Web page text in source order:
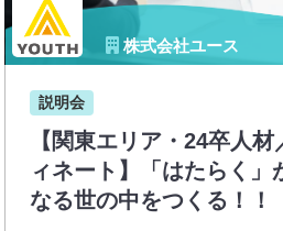
株式会社ユース
説明会
【関東エリア・24卒人
ィネート】「はたらく」
なる世の中をつくる！！